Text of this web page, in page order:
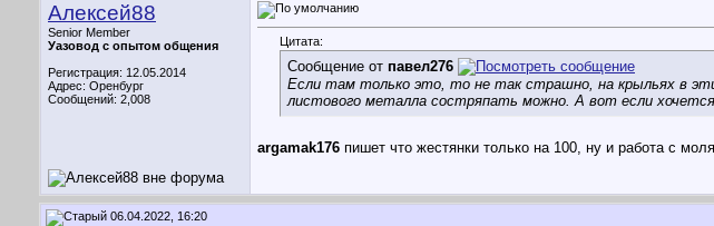
Алексей88
Senior Member
Уазовод с опытом общения
Регистрация: 12.05.2014
Адрес: Оренбург
Сообщений: 2,008
Цитата:
Сообщение от павел276
Если там только это, то не так страшно, на крыльях в
листового металла состряпать можно. А вот если
argamak176 пишет что жестянки только на 100, ну и работа с
06.04.2022, 16:20